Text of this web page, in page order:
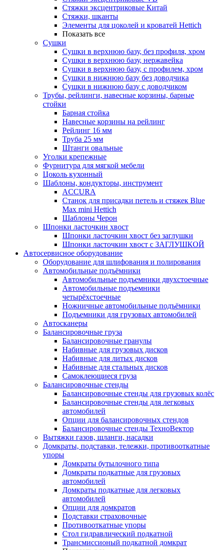
Стяжки эксцентриковые Китай
Стяжки, шканты
Элементы для цоколей и кроватей Hettich
Показать все
Сушки
Сушки в верхнюю базу, без профиля, хром
Сушки в верхнюю базу, нержавейка
Сушки в верхнюю базу, с профилем, хром
Сушки в нижнюю базу без доводчика
Сушки в нижнюю базу с доводчиком
Трубы, рейлинги, навесные корзины, барные
стойки
Барная стойка
Навесные корзины на рейлинг
Рейлинг 16 мм
Труба 25 мм
Штанги овальные
Уголки крепежные
Фурнитура для мягкой мебели
Цоколь кухонный
Шаблоны, кондукторы, инструмент
ACCURA
Станок для присадки петель и стяжек Blue
Max mini Hettich
Шаблоны Черон
Шпонки ласточкин хвост
Шпонки ласточкин хвост без заглушки
Шпонки ласточкин хвост с ЗАГЛУШКОЙ
Автосервисное оборудование
Оборудование для шлифования и полирования
Автомобильные подъёмники
Автомобильные подъемники двухстоечные
Автомобильные подъемники
четырёхстоечные
Ножничные автомобильные подъёмники
Подъемники для грузовых автомобилей
Автосканеры
Балансировочные груза
Балансировочные гранулы
Набивные для грузовых дисков
Набивные для литых дисков
Набивные для стальных дисков
Самоклеющиеся груза
Балансировочные стенды
Балансировочные стенды для грузовых колёс
Балансировочные стенды для легковых
автомобилей
Опции для балансировочных стендов
Балансировочные стенды ТехноВектор
Вытяжки газов, шланги, насадки
Домкраты, подставки, тележки, противооткатные
упоры
Домкраты бутылочного типа
Домкраты подкатные для грузовых
автомобилей
Домкраты подкатные для легковых
автомобилей
Опции для домкратов
Подставки страховочные
Противооткатные упоры
Стол гидравлический подкатной
Трансмиссионый подкатной домкрат